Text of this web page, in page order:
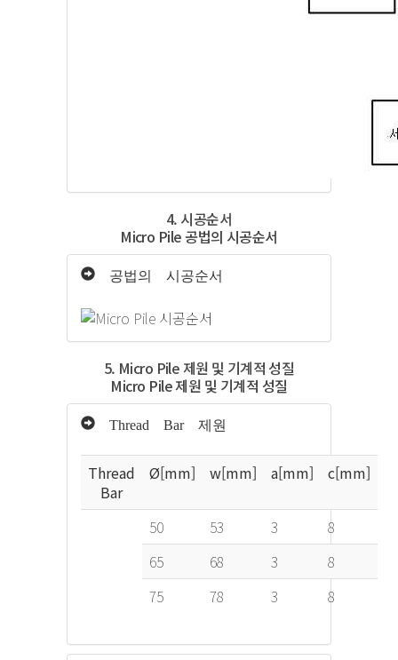
4. 시공순서
Micro Pile 공법의 시공순서
공법의 시공순서
5. Micro Pile 제원 및 기계적 성질
Micro Pile 제원 및 기계적 성질
Thread Bar 제원
Thread
Bar
Ø[mm] w[mm] a[mm] c[mm]
50 53 3
8
65
68 3
8
75
78 3 8